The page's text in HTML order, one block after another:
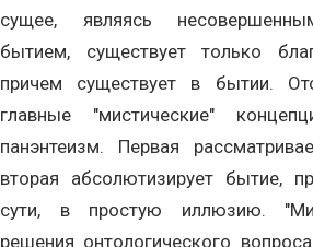
сущее, являясь
бытием, существует только
причем существует в бытии.
главные "мистические"
панэнтеизм. Первая
вторая абсолютизирует бытие,
сути, в простую иллюзию.
решения онтологического